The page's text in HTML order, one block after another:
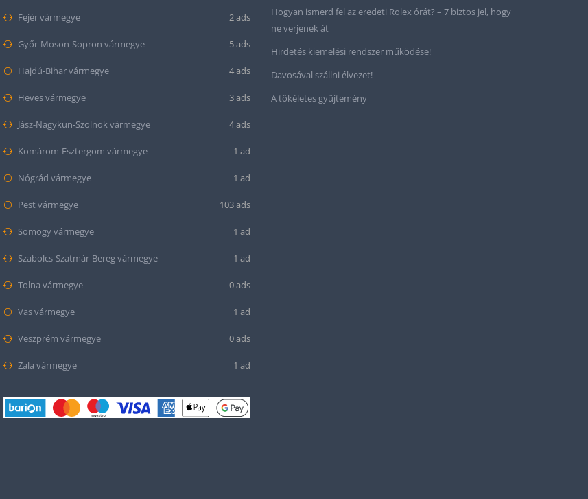
Fejér vármegye 2 ads
Győr-Moson-Sopron vármegye 5 ads
Hajdú-Bihar vármegye 4 ads
Heves vármegye 3 ads
Jász-Nagykun-Szolnok vármegye 4 ads
Komárom-Esztergom vármegye 1 ad
Nógrád vármegye 1 ad
Pest vármegye 103 ads
Somogy vármegye 1 ad
Szabolcs-Szatmár-Bereg vármegye 1 ad
Tolna vármegye 0 ads
Vas vármegye 1 ad
Veszprém vármegye 0 ads
Zala vármegye 1 ad
Hogyan ismerd fel az eredeti Rolex órát? – 7 biztos jel, hogy
ne verjenek át
Hirdetés kiemelési rendszer működése!
Davosával szállni élvezet!
A tökéletes gyűjtemény